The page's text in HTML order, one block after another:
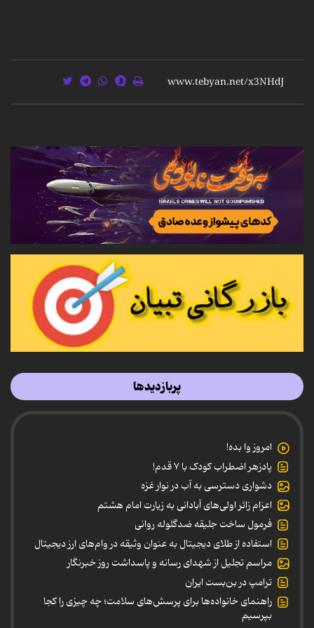
پربازدیدها
امروز وا بده!
پادزهر اضطراب کودک با ۷ قدم!
دشواری دسترسی به آب در نوار غزه
اعزام زائر اولی‌های آبادانی به زیارت امام هشتم
فرمول ساخت جلیقه ضدگلوله روانی
استفاده از طلای دیجیتال به عنوان وثیقه در وام‌های ارز دیجیتال
مراسم تجلیل از شهدای رسانه و پاسداشت روز خبرنگار
ترامپ در بن‌بست ایران
راهنمای خانواده‌ها برای پرسش‌های سلامت؛ چه چیزی را کجا
بپرسیم